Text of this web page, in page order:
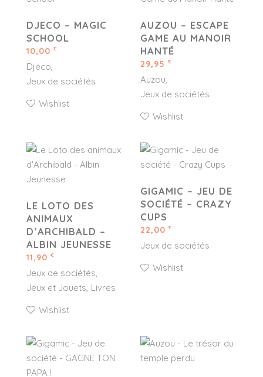
DJECO – MAGIC
SCHOOL
10,00 €
Djeco
Jeux de sociétés
Wishlist
AUZOU – ESCAPE
GAME AU MANOIR
HANTÉ
29,95 €
Auzou
Jeux de sociétés
Wishlist
LE LOTO DES
ANIMAUX
D’ARCHIBALD –
ALBIN JEUNESSE
11,90 €
Jeux de sociétés
Jeux et Jouets Livres
Wishlist
GIGAMIC – JEU DE
SOCIÉTÉ – CRAZY
CUPS
22,00 €
Jeux de sociétés
Wishlist